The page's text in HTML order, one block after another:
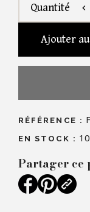
Quantité chevron_left
Ajouter
RÉFÉRENCE :
EN STOCK : 10
Partager ce